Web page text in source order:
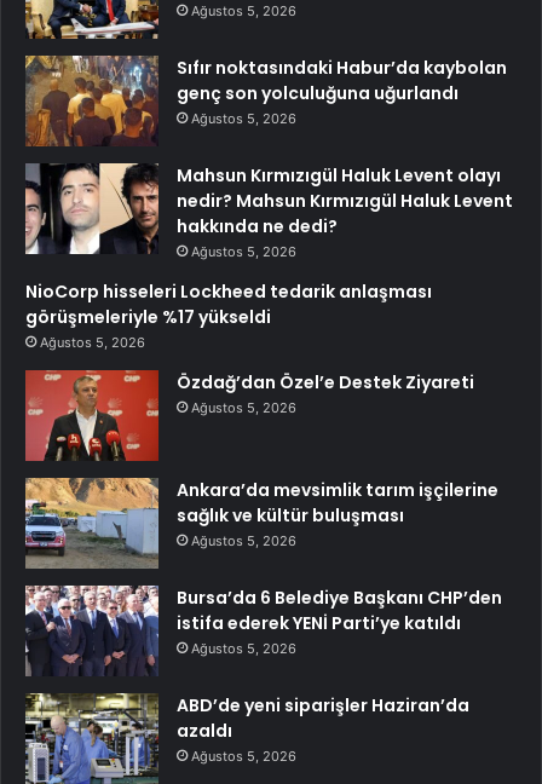
Ağustos 5, 2026
Sıfır noktasındaki Habur’da kaybolan
genç son yolculuğuna uğurlandı
Ağustos 5, 2026
Mahsun Kırmızıgül Haluk Levent olayı
nedir? Mahsun Kırmızıgül Haluk Levent
hakkında ne dedi?
Ağustos 5, 2026
NioCorp hisseleri Lockheed tedarik anlaşması
görüşmeleriyle %17 yükseldi
Ağustos 5, 2026
Özdağ’dan Özel’e Destek Ziyareti
Ağustos 5, 2026
Ankara’da mevsimlik tarım işçilerine
sağlık ve kültür buluşması
Ağustos 5, 2026
Bursa’da 6 Belediye Başkanı CHP’den
istifa ederek YENİ Parti’ye katıldı
Ağustos 5, 2026
ABD’de yeni siparişler Haziran’da
azaldı
Ağustos 5, 2026